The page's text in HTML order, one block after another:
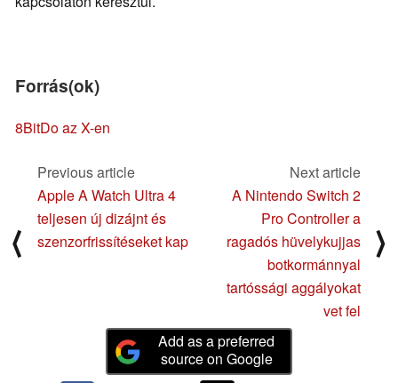
Forrás(ok)
8BitDo az X-en
⟨
Previous article
Apple A Watch Ultra 4
teljesen új dizájnt és
szenzorfrissítéseket kap
Next article
A Nintendo Switch 2
Pro Controller a
ragadós hüvelykujjas
botkormánnyal
tartóssági aggályokat
vet fel
⟩
Add as a preferred
source on Google